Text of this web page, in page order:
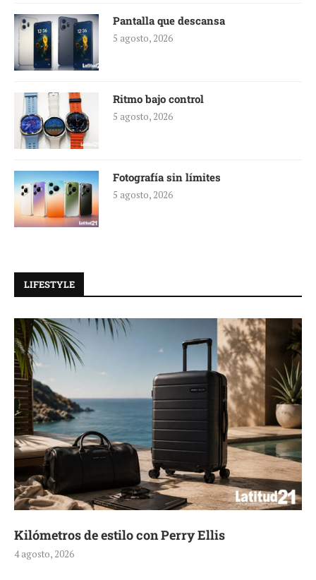
Pantalla que descansa
5 agosto, 2026
Ritmo bajo control
5 agosto, 2026
Fotografía sin límites
5 agosto, 2026
LIFESTYLE
Kilómetros de estilo con Perry Ellis
4 agosto, 2026